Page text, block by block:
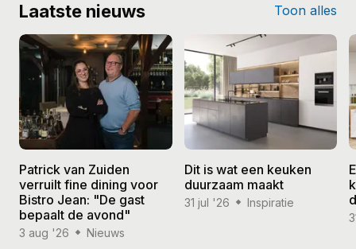
Laatste nieuws Toon alles
Patrick van Zuiden
verruilt fine dining voor
Bistro Jean: "De gast
bepaalt de avond"
3 aug '26 Nieuws
Dit is wat een keuken
duurzaam maakt
31 jul '26 Inspiratie